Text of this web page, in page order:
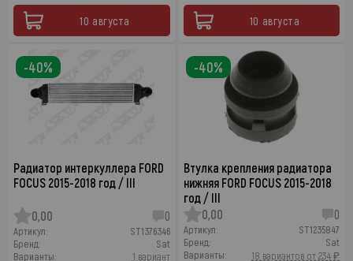
10 августа 10 августа
Радиатор интеркуллера FORD
FOCUS 2015-2018 год / III
0,00 0
Артикул:
ST1376346
Бренд:
Sat
Варианты:
1 вариант
-40%
Втулка крепления радиатора
нижняя FORD FOCUS 2015-2018
год / III
0,00
0
Артикул:
ST1235847
Бренд:
Sat
Варианты:
18 вариантов от 234 ₽
-40%